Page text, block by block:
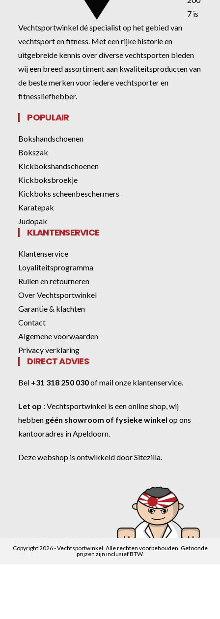
7 is
Vechtsportwinkel dé specialist op het gebied van
vechtsport en fitness. Met een rijke historie en
uitgebreide kennis over diverse vechtsporten bieden
wij een breed assortiment aan kwaliteitsproducten van
de beste merken voor iedere vechtsporter en
fitnessliefhebber.
POPULAIR
Bokshandschoenen
Bokszak
Kickbokshandschoenen
Kickboksbroekje
Kickboks scheenbeschermers
Karatepak
Judopak
KLANTENSERVICE
Klantenservice
Loyaliteitsprogramma
Ruilen en retourneren
Over Vechtsportwinkel
Garantie & klachten
Contact
Algemene voorwaarden
Privacy verklaring
DIRECT ADVIES
Bel +31 318 250 030ofmail onze klantenservice.
Let op :Vechtsportwinkel is een online shop, wij
hebben géén showroom of fysieke winkel op ons
kantooradres in Apeldoorn.
Deze webshop is ontwikkeld doorSitezilla.
Copyright 2026 - Vechtsportwinkel. Alle rechten voorbehouden. Getoonde
prijzen zijn inclusief BTW.